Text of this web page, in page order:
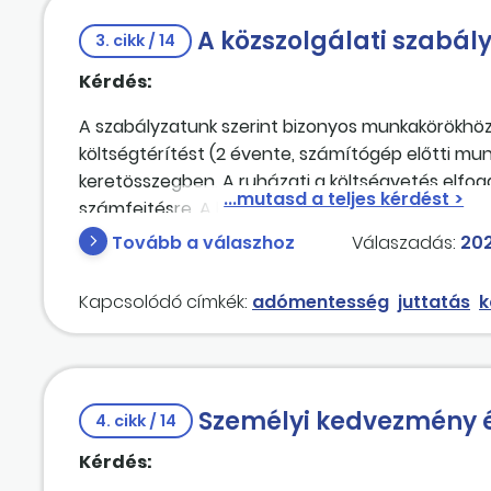
3. cikk / 14 A közszolgálati
Kérdés:
A szabályzatunk szerint bizonyos
költségtérítést (2 évente, számítógép előtti
keretösszegben. A ruházati a költségvetés
számfejtésre. A keretösszeget számfejtjük mint
járulékköteles. A költségtérítéssel el kell
igazolni. Így szól jelenleg a szabályzatunk.
adómentesek. Ez alapján dolgozónként más
vizsgáltuk. Van arra mód, hogy ezeket az
(illetve szemüveg esetén 2 éves) keret
kifizetői szja-t és a szochót. Ebben a formában
így?
Tovább a válaszhoz Válaszadás:
Kapcsolódó címkék: adómentesség juttatás
4. cikk / 14 Személyi kedvezmény
Kérdés: